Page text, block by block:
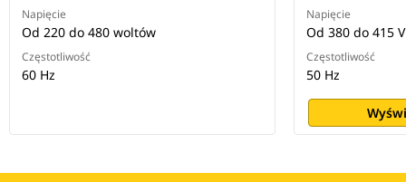
Napięcie
Od 220 do 480 woltów
Częstotliwość
60 Hz
Napięcie
Od 380 do 415 V
Częstotliwość
50 Hz